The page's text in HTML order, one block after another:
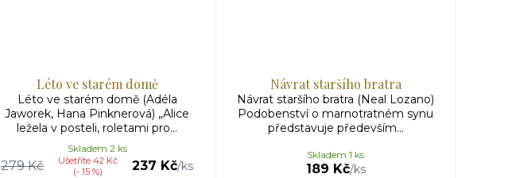
Léto ve starém domě
Léto ve starém domě (Adéla
Jaworek, Hana Pinknerová) „Alice
ležela v posteli, roletami pro...
279 Kč
Ušetříte 42 Kč
(- 15 %)
237 Kč/ks
Skladem 2 ks
Návrat staršího bratra
Návrat staršího bratra (Neal Lozano)
Podobenství o marnotratném synu
představuje především...
189 Kč/ks
Skladem 1 ks